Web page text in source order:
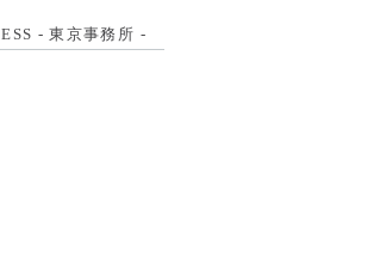
- 東京事務所 -